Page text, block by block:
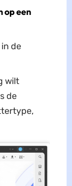
op een
de
wilt
de